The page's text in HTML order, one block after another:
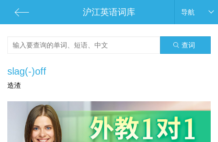
沪江英语词库 导航
查词
slag(-)off
造渣